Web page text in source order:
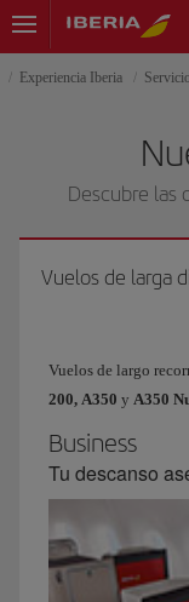
Experiencia Iberia
Descubre las
Vuelos de larga
Vuelos de largo
200, A350 y A350
Business
Tu descanso